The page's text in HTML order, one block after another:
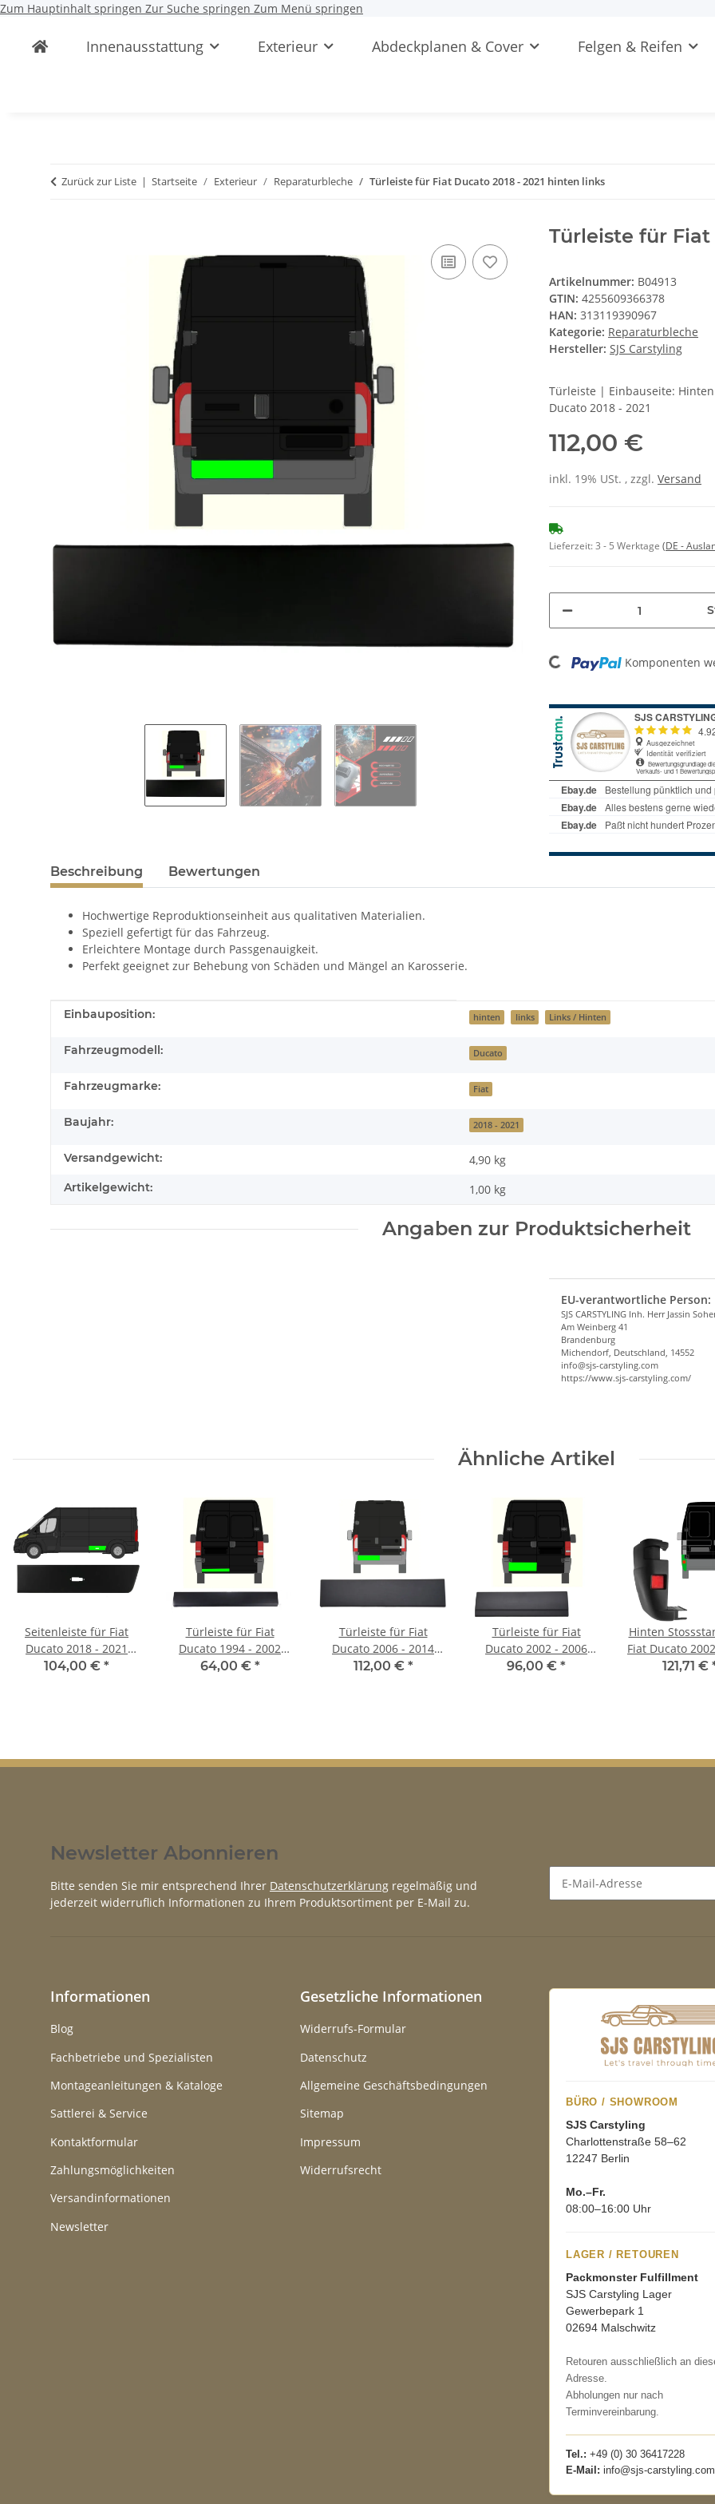
Zum Hauptinhalt springen Zur Suche springen Zum Menü springen
Innenausstattung Exterieur Abdeckplanen & Cover Felgen & Reifen
Zurück zur Liste Startseite Exterieur Reparaturbleche Türleiste für Fiat Ducato 2018 - 2021 hinten links
Türleiste für Fiat
Artikelnummer: B04913
GTIN: 4255609366378
HAN: 313119390967
Kategorie: Reparaturbleche
Hersteller: SJS Carstyling
Türleiste | Einbauseite:
Ducato 2018 - 2021
112,00 €
inkl. 19% USt. , zzgl. Versand
Lieferzeit:3 - 5 Werktage (DE -
Loading... Komponenten
Beschreibung Bewertungen
Hochwertige Reproduktionseinheit aus qualitativen Materialien.
Speziell gefertigt für das Fahrzeug.
Erleichtere Montage durch Passgenauigkeit.
Perfekt geeignet zur Behebung von Schäden und Mängel an Karosserie.
Produkteigenschaft
Wert
Einbauposition: hinten links Links / Hinten
Fahrzeugmodell: Ducato
Fahrzeugmarke: Fiat
Baujahr: 2018 - 2021
Versandgewicht: 4,90 kg
Artikelgewicht: 1,00 kg
Angaben zur Produktsicherheit
EU-verantwortliche Person:
SJS CARSTYLING Inh. Herr Jassin
Am Weinberg 41
Brandenburg
Michendorf, Deutschland, 14552
info@sjs-carstyling.com
https://www.sjs-carstyling.com/
Ähnliche Artikel
Seitenleiste für Fiat
Ducato 2018 - 2021
hinten links
104,00 € *
Türleiste für Fiat
Ducato 1994 - 2002
hinten links
64,00 € *
Türleiste für Fiat
Ducato 2006 - 2014
hinten links
112,00 € *
Türleiste für Fiat
Ducato 2002 - 2006
hinten links
96,00 € *
Hinten
Fiat Ducato
links
121,71 €
Newsletter Abonnieren
Bitte senden Sie mir entsprechend Ihrer Datenschutzerklärung regelmäßig und
jederzeit widerruflich Informationen zu Ihrem Produktsortiment per E-Mail zu.
Informationen
Blog
Fachbetriebe und Spezialisten
Montageanleitungen & Kataloge
Sattlerei & Service
Kontaktformular
Zahlungsmöglichkeiten
Versandinformationen
Newsletter
Gesetzliche Informationen
Widerrufs-Formular
Datenschutz
Allgemeine Geschäftsbedingungen
Sitemap
Impressum
Widerrufsrecht
BÜRO / SHOWROOM
SJS Carstyling
Charlottenstraße 58–62
12247 Berlin
Mo.–Fr.
08:00–16:00 Uhr
LAGER / RETOUREN
Packmonster Fulfillment
SJS Carstyling Lager
Gewerbepark 1
02694 Malschwitz
Retouren ausschließlich an
Adresse.
Abholungen nur nach
Terminvereinbarung.
Tel.: +49 (0) 30 36417228
E-Mail: info@sjs-carstyling.com